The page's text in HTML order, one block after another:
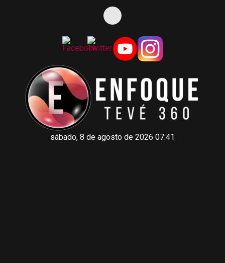
sábado, 8 de agosto de 2026 07:41